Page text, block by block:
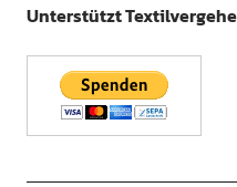
Unterstützt